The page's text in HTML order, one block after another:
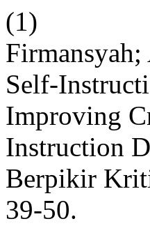
(1)
Self-
Improving
Instruction
Berpikir
39-50.